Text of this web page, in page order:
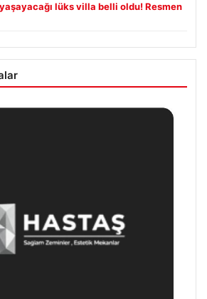
yaşayacağı lüks villa belli oldu! Resmen